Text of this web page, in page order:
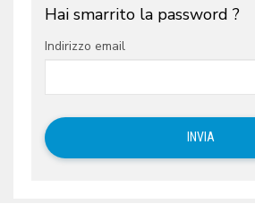
Hai smarrito la password ?
Indirizzo email